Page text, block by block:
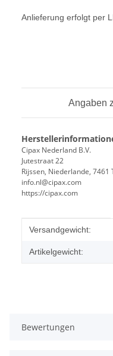
Anlieferung erfolgt per
Angaben
Cipax Nederland B.V.
Jutestraat 22
Rijssen, Niederlande, 7461
info.nl@cipax.com
https://cipax.com
Produkteigenschaft
Wert
Versandgewicht:
Artikelgewicht:
Bewertungen